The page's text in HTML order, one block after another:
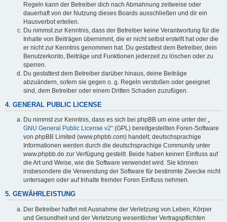
Regeln kann der Betreiber dich nach Abmahnung zeitweise oder
dauerhaft von der Nutzung dieses Boards ausschließen und dir ein
Hausverbot erteilen.
Du nimmst zur Kenntnis, dass der Betreiber keine Verantwortung für die
Inhalte von Beiträgen übernimmt, die er nicht selbst erstellt hat oder die
er nicht zur Kenntnis genommen hat. Du gestattest dem Betreiber, dein
Benutzerkonto, Beiträge und Funktionen jederzeit zu löschen oder zu
sperren.
Du gestattest dem Betreiber darüber hinaus, deine Beiträge
abzuändern, sofern sie gegen o. g. Regeln verstoßen oder geeignet
sind, dem Betreiber oder einem Dritten Schaden zuzufügen.
4. GENERAL PUBLIC LICENSE
Du nimmst zur Kenntnis, dass es sich bei phpBB um eine unter der „
GNU General Public License v2“ (GPL) bereitgestellten Foren-Software
von phpBB Limited (www.phpbb.com) handelt; deutschsprachige
Informationen werden durch die deutschsprachige Community unter
www.phpbb.de zur Verfügung gestellt. Beide haben keinen Einfluss auf
die Art und Weise, wie die Software verwendet wird. Sie können
insbesondere die Verwendung der Software für bestimmte Zwecke nicht
untersagen oder auf Inhalte fremder Foren Einfluss nehmen.
5. GEWÄHRLEISTUNG
Der Betreiber haftet mit Ausnahme der Verletzung von Leben, Körper
und Gesundheit und der Verletzung wesentlicher Vertragspflichten